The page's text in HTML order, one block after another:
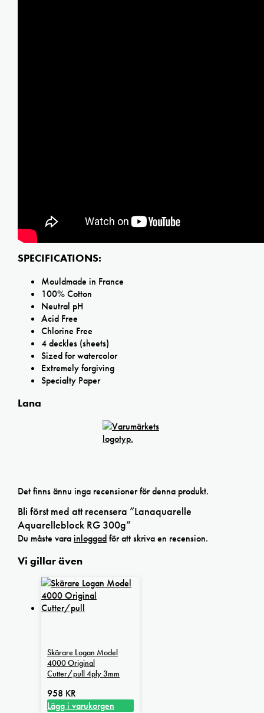
SPECIFICATIONS:
Mouldmade in France
100% Cotton
Neutral pH
Acid Free
Chlorine Free
4 deckles (sheets)
Sized for watercolor
Extremely forgiving
Specialty Paper
Lana
Det finns ännu inga recensioner för denna produkt.
Bli först med att recensera ”Lanaquarelle
Aquarelleblock RG 300g”
Du måste varainloggadför att skriva en recension.
Vi gillar även
Skärare Logan Model
4000 Original
Cutter/pull 4ply 3mm
958 KR
Lägg i varukorgen